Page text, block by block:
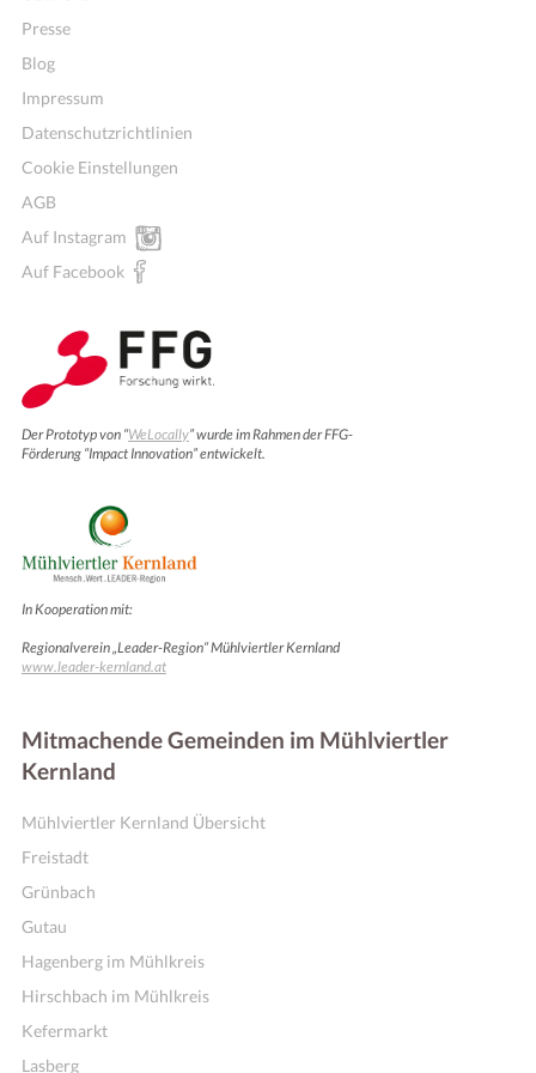
Presse
Blog
Impressum
Datenschutzrichtlinien
Cookie Einstellungen
AGB
Auf Instagram
Auf Facebook
Der Prototyp von “WeLocally” wurde im Rahmen der FFG-
Förderung “Impact Innovation” entwickelt.
In Kooperation mit:
Regionalverein „Leader-Region“ Mühlviertler Kernland
www.leader-kernland.at
Mitmachende Gemeinden im Mühlviertler
Kernland
Mühlviertler Kernland Übersicht
Freistadt
Grünbach
Gutau
Hagenberg im Mühlkreis
Hirschbach im Mühlkreis
Kefermarkt
Lasberg